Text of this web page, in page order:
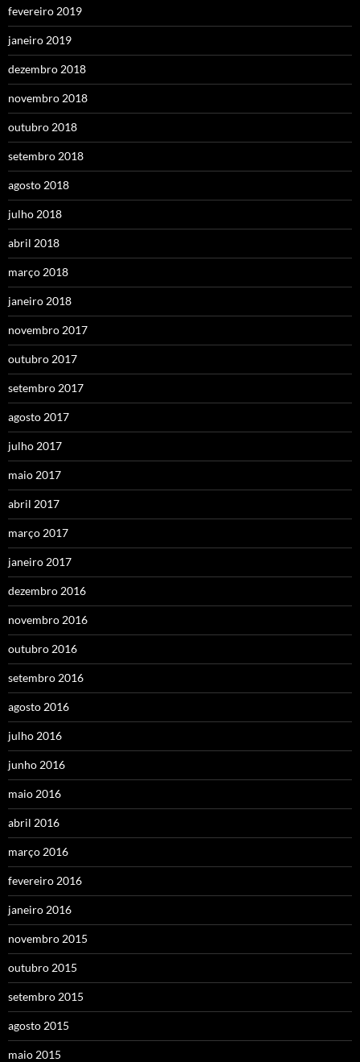
fevereiro 2019
janeiro 2019
dezembro 2018
novembro 2018
outubro 2018
setembro 2018
agosto 2018
julho 2018
abril 2018
março 2018
janeiro 2018
novembro 2017
outubro 2017
setembro 2017
agosto 2017
julho 2017
maio 2017
abril 2017
março 2017
janeiro 2017
dezembro 2016
novembro 2016
outubro 2016
setembro 2016
agosto 2016
julho 2016
junho 2016
maio 2016
abril 2016
março 2016
fevereiro 2016
janeiro 2016
novembro 2015
outubro 2015
setembro 2015
agosto 2015
maio 2015